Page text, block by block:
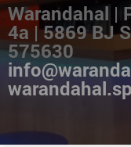
Warandahal |
4a | 5869 BJ
575630